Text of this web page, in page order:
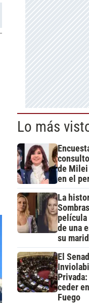
Lo más
de Milei
en el
La
película
de una
su
El
ceder
Fuego